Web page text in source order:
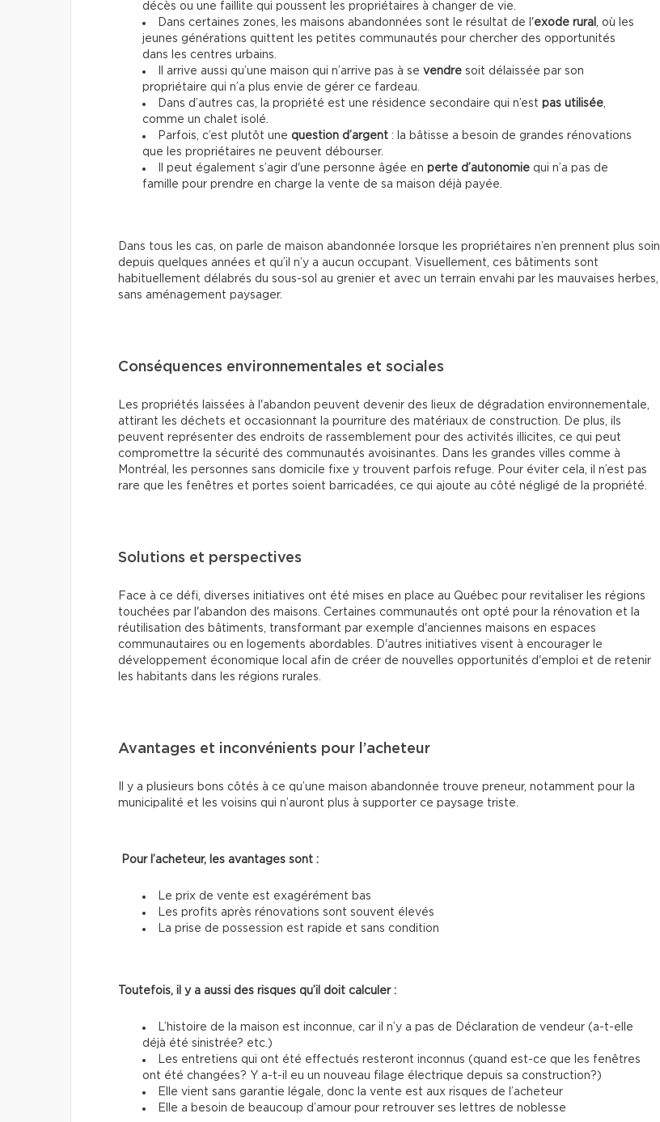
décès ou une faillite qui poussent les propriétaires à changer de vie.
Dans certaines zones, les maisons abandonnées sont le résultat de l'exode rural , où les
jeunes générations quittent les petites communautés pour chercher des opportunités
dans les centres urbains.
Il arrive aussi qu’une maison qui n’arrive pas à se vendre soit délaissée par son
propriétaire qui n’a plus envie de gérer ce fardeau.
Dans d’autres cas, la propriété est une résidence secondaire qui n’est pas utilisée,
comme un chalet isolé.
Parfois, c’est plutôt une question d’argent : la bâtisse a besoin de grandes rénovations
que les propriétaires ne peuvent débourser.
Il peut également s’agir d'une personne âgée en perte d’autonomie qui n’a pas de
famille pour prendre en charge la vente de sa maison déjà payée.
Dans tous les cas, on parle de maison abandonnée lorsque les propriétaires n’en prennent plus soin
depuis quelques années et qu’il n’y a aucun occupant. Visuellement, ces bâtiments sont
habituellement délabrés du sous-sol au grenier et avec un terrain envahi par les mauvaises herbes,
sans aménagement paysager.
Conséquences environnementales et sociales
Les propriétés laissées à l'abandon peuvent devenir des lieux de dégradation environnementale,
attirant les déchets et occasionnant la pourriture des matériaux de construction. De plus, ils
peuvent représenter des endroits de rassemblement pour des activités illicites, ce qui peut
compromettre la sécurité des communautés avoisinantes. Dans les grandes villes comme à
Montréal, les personnes sans domicile fixe y trouvent parfois refuge. Pour éviter cela, il n’est pas
rare que les fenêtres et portes soient barricadées, ce qui ajoute au côté négligé de la propriété.
Solutions et perspectives
Face à ce défi, diverses initiatives ont été mises en place au Québec pour revitaliser les régions
touchées par l'abandon des maisons. Certaines communautés ont opté pour la rénovation et la
réutilisation des bâtiments, transformant par exemple d'anciennes maisons en espaces
communautaires ou en logements abordables. D'autres initiatives visent à encourager le
développement économique local afin de créer de nouvelles opportunités d'emploi et de retenir
les habitants dans les régions rurales.
Avantages et inconvénients pour l’acheteur
Il y a plusieurs bons côtés à ce qu’une maison abandonnée trouve preneur, notamment pour la
municipalité et les voisins qui n’auront plus à supporter ce paysage triste.
Pour l’acheteur, les avantages sont :
Le prix de vente est exagérément bas
Les profits après rénovations sont souvent élevés
La prise de possession est rapide et sans condition
Toutefois, il y a aussi des risques qu’il doit calculer :
L’histoire de la maison est inconnue, car il n’y a pas de Déclaration de vendeur (a-t-elle
déjà été sinistrée? etc.)
Les entretiens qui ont été effectués resteront inconnus (quand est-ce que les fenêtres
ont été changées? Y a-t-il eu un nouveau filage électrique depuis sa construction?)
Elle vient sans garantie légale, donc la vente est aux risques de l’acheteur
Elle a besoin de beaucoup d’amour pour retrouver ses lettres de noblesse